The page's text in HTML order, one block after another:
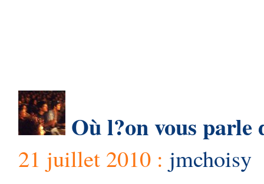
Où l?on vous parle
21 juillet 2010 : jmchoisy